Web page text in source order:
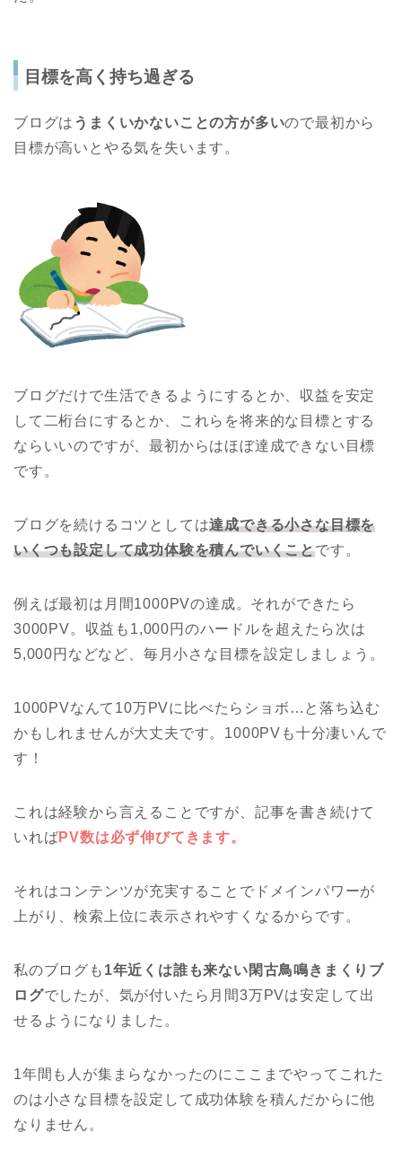
目標を高く持ち過ぎる
ブログは うまくいかないことの方が多いので最初から
目標が高いとやる気を失います。
ブログだけで生活できるようにするとか、収益を安定
して二桁台にするとか、これらを将来的な目標とする
ならいいのですが、最初からはほぼ達成できない目標
です。
ブログを続けるコツとしては達成できる小さな目標を
いくつも設定して成功体験を積んでいくことです。
例えば最初は月間1000PVの達成。それができたら
3000PV。収益も1,000円のハードルを超えたら次は
5,000円などなど、毎月小さな目標を設定しましょう。
1000PVなんて10万PVに比べたらショボ…と落ち込む
かもしれませんが大丈夫です。1000PVも十分凄いんで
す！
これは経験から言えることですが、記事を書き続けて
いればPV数は必ず伸びてきます。
それはコンテンツが充実することでドメインパワーが
上がり、検索上位に表示されやすくなるからです。
私のブログも 1年近くは誰も来ない閑古鳥鳴きまくりブ
ログでしたが、気が付いたら月間3万PVは安定して出
せるようになりました。
1年間も人が集まらなかったのにここまでやってこれた
のは小さな目標を設定して成功体験を積んだからに他
なりません。